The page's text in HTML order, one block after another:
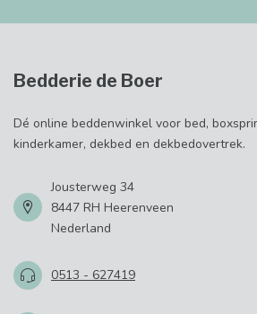
Bedderie de Boer
Dé online beddenwinkel voor bed,
kinderkamer, dekbed en dekbedovertrek.
Jousterweg 34
8447 RH Heerenveen
Nederland
0513 - 627419